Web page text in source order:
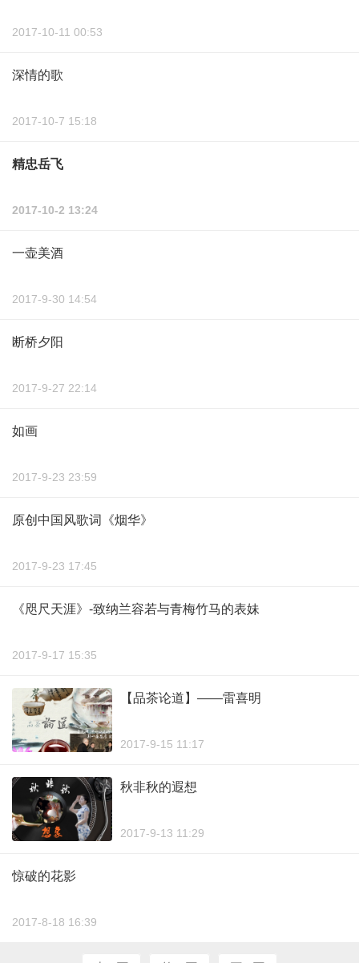
2017-10-11 00:53
深情的歌
2017-10-7 15:18
精忠岳飞
2017-10-2 13:24
一壶美酒
2017-9-30 14:54
断桥夕阳
2017-9-27 22:14
如画
2017-9-23 23:59
原创中国风歌词《烟华》
2017-9-23 17:45
《咫尺天涯》-致纳兰容若与青梅竹马的表妹
2017-9-17 15:35
【品茶论道】——雷喜明
2017-9-15 11:17
秋非秋的遐想
2017-9-13 11:29
惊破的花影
2017-8-18 16:39